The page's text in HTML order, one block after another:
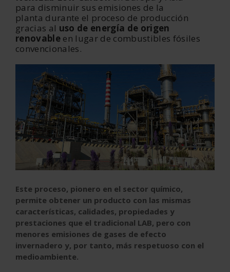
para disminuir sus emisiones de la
planta durante el proceso de producción
gracias al uso de energía de origen
renovable en lugar de combustibles fósiles
convencionales.
Este proceso, pionero en el sector químico,
permite obtener un producto con las mismas
características, calidades, propiedades y
prestaciones que el tradicional LAB, pero con
menores emisiones de gases de efecto
invernadero y, por tanto, más respetuoso con el
medioambiente.